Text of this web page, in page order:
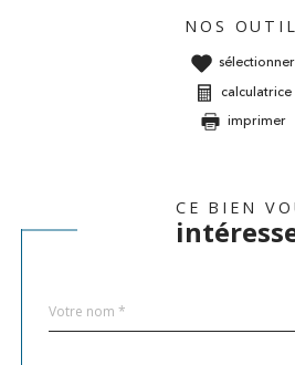
NOS
sélectionner
calculatrice
imprimer
CE BIEN
par
*